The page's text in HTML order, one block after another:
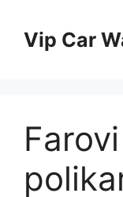
contentVip Car